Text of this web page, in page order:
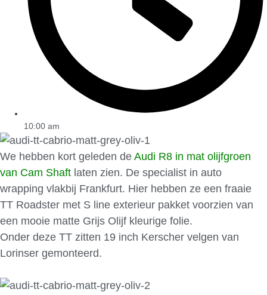
10:00 am
We hebben kort geleden de Audi R8 in mat olijfgroen
van Cam Shaft laten zien. De specialist in auto
wrapping vlakbij Frankfurt. Hier hebben ze een fraaie
TT Roadster met S line exterieur pakket voorzien van
een mooie matte Grijs Olijf kleurige folie.
Onder deze TT zitten 19 inch Kerscher velgen van
Lorinser gemonteerd.